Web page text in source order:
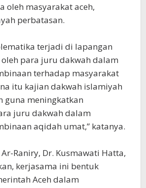
oleh masyarakat aceh,
perbatasan.
terjadi di lapangan
para juru dakwah dalam
terhadap masyarakat
itu kajian dakwah islamiyah
guna meningkatkan
juru dakwah dalam
aqidah umat,” katanya.
Ar-Raniry, Dr. Kusmawati Hatta,
kerjasama ini bentuk
Aceh dalam